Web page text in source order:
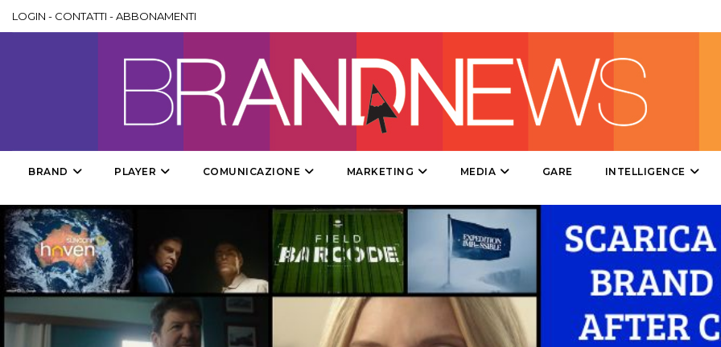
EDITORIA
ESTERNA
LOGIN - CONTATTI -ABBONAMENTI
BRAND PLAYER COMUNICAZIONE MARKETING MEDIA GARE INTELLIGENCE